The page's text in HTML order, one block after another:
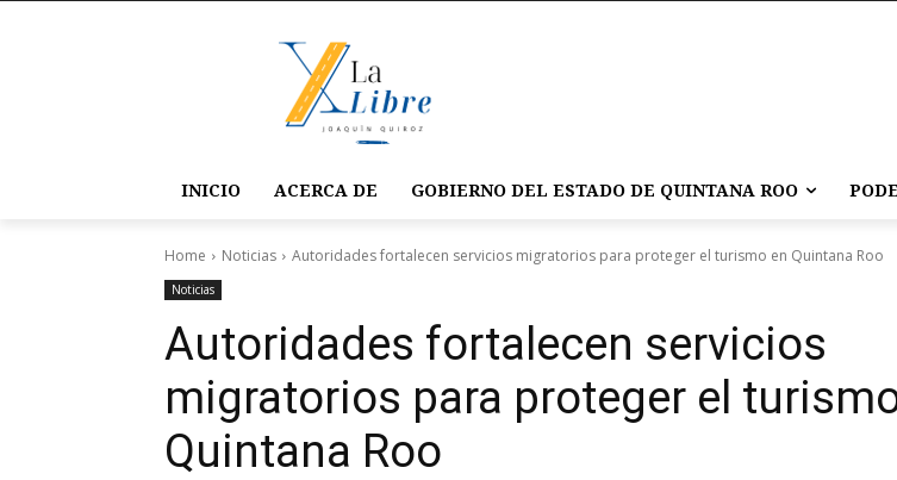
INICIO ACERCA DE GOBIERNO DEL ESTADO DE QUINTANA ROO
Home Noticias Autoridades fortalecen servicios migratorios para proteger el turismo en Quintana Roo
Noticias
Autoridades fortalecen servicios
migratorios para proteger el
Quintana Roo